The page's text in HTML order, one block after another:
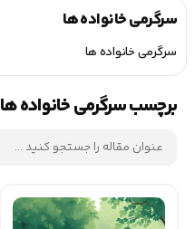
سرگرمی خانواده ها
سرگرمی خانواده ها
برچسب سرگرمی خانواده ها